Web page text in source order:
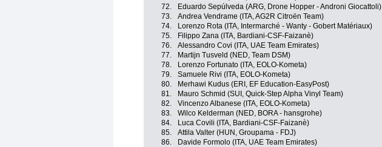
72.
Eduardo Sepúlveda (ARG, Drone Hopper - Androni Giocattoli)
73.
Andrea Vendrame (ITA, AG2R Citroën Team)
74.
Lorenzo Rota (ITA, Intermarché - Wanty - Gobert Matériaux)
75.
Filippo Zana (ITA, Bardiani-CSF-Faizanè)
76.
Alessandro Covi (ITA, UAE Team Emirates)
77.
Martijn Tusveld (NED, Team DSM)
78.
Lorenzo Fortunato (ITA, EOLO-Kometa)
79.
Samuele Rivi (ITA, EOLO-Kometa)
80.
Merhawi Kudus (ERI, EF Education-EasyPost)
81.
Mauro Schmid (SUI, Quick-Step Alpha Vinyl Team)
82.
Vincenzo Albanese (ITA, EOLO-Kometa)
83.
Wilco Kelderman (NED, BORA - hansgrohe)
84.
Luca Covili (ITA, Bardiani-CSF-Faizanè)
85.
Attila Valter (HUN, Groupama - FDJ)
86.
Davide Formolo (ITA, UAE Team Emirates)